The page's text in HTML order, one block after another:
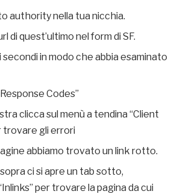
authority nella tua nicchia.
di quest’ultimo nel form di SF.
in modo che abbia esaminato
Codes”
clicca sul menù a tendina “Client
trovare gli errori
abbiamo trovato un link rotto.
ci si apre un tab sotto,
per trovare la pagina da cui